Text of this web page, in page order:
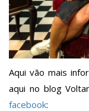
Aqui vão mais
aqui no blog
facebook: